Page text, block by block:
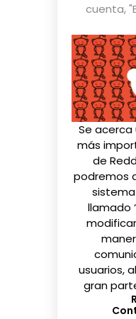
cuenta,
Se acerca
más
de
podremos
llamado
usuarios,
gran